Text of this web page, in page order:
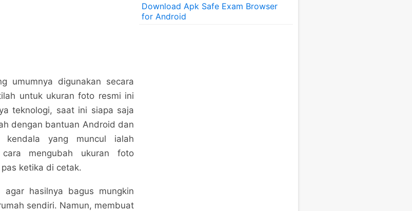
umumnya digunakan secara
untuk ukuran foto resmi ini
teknologi, saat ini siapa saja
dengan bantuan Android dan
yang muncul ialah
mengubah ukuran foto
ketika di cetak.
hasilnya bagus mungkin
sendiri. Namun, membuat
Download Apk Safe Exam Browser
for Android